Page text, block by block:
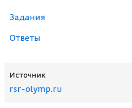
Задания
Ответы
Источник
rsr-olymp.ru